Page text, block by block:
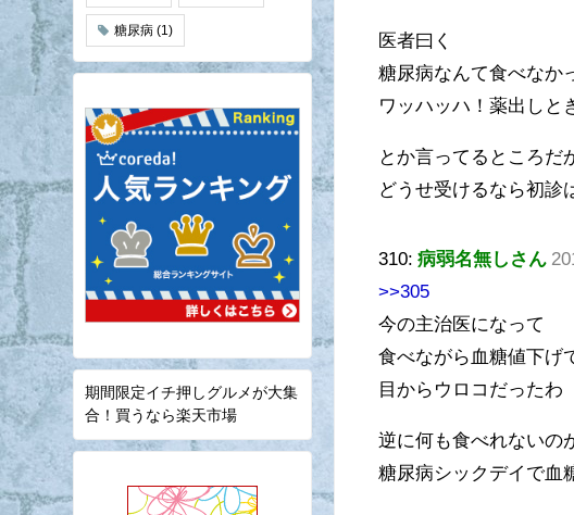
医者曰く
糖尿病なんて食べなか
ワッハッハ！薬出しと
とか言ってるところだ
どうせ受けるなら初診
310:病弱名無しさん
>>305
今の主治医になって
食べながら血糖値下げ
目からウロコだったわ
逆に何も食べれないの
糖尿病シックデイで血
糖尿病 (1)
期間限定イチ押しグルメが大集
合！買うなら楽天市場